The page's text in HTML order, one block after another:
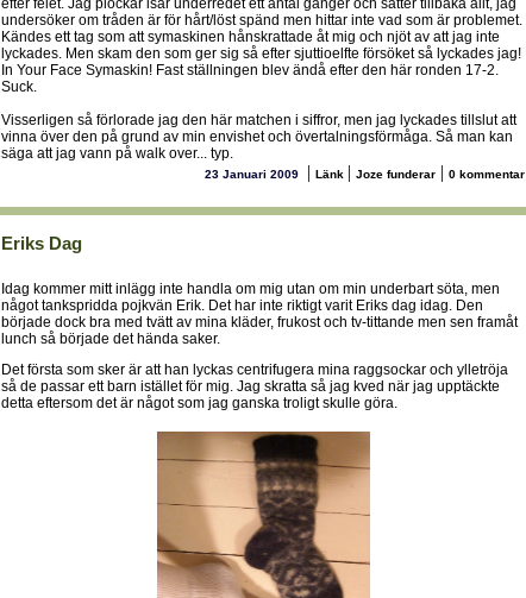
efter felet. Jag plockar isär underredet ett antal gånger och sätter tillbaka allt, jag
undersöker om tråden är för hårt/löst spänd men hittar inte vad som är problemet.
Kändes ett tag som att symaskinen hånskrattade åt mig och njöt av att jag inte
lyckades. Men skam den som ger sig så efter sjuttioelfte försöket så lyckades jag!
In Your Face Symaskin! Fast ställningen blev ändå efter den här ronden 17-2.
Suck.
Visserligen så förlorade jag den här matchen i siffror, men jag lyckades tillslut att
vinna över den på grund av min envishet och övertalningsförmåga. Så man kan
säga att jag vann på walk over... typ.
23 Januari 2009 | Länk | Joze funderar | 0 kommentar
Eriks Dag
Idag kommer mitt inlägg inte handla om mig utan om min underbart söta, men
något tankspridda pojkvän Erik. Det har inte riktigt varit Eriks dag idag. Den
började dock bra med tvätt av mina kläder, frukost och tv-tittande men sen framåt
lunch så började det hända saker.
Det första som sker är att han lyckas centrifugera mina raggsockar och ylletröja
så de passar ett barn istället för mig. Jag skratta så jag kved när jag upptäckte
detta eftersom det är något som jag ganska troligt skulle göra.